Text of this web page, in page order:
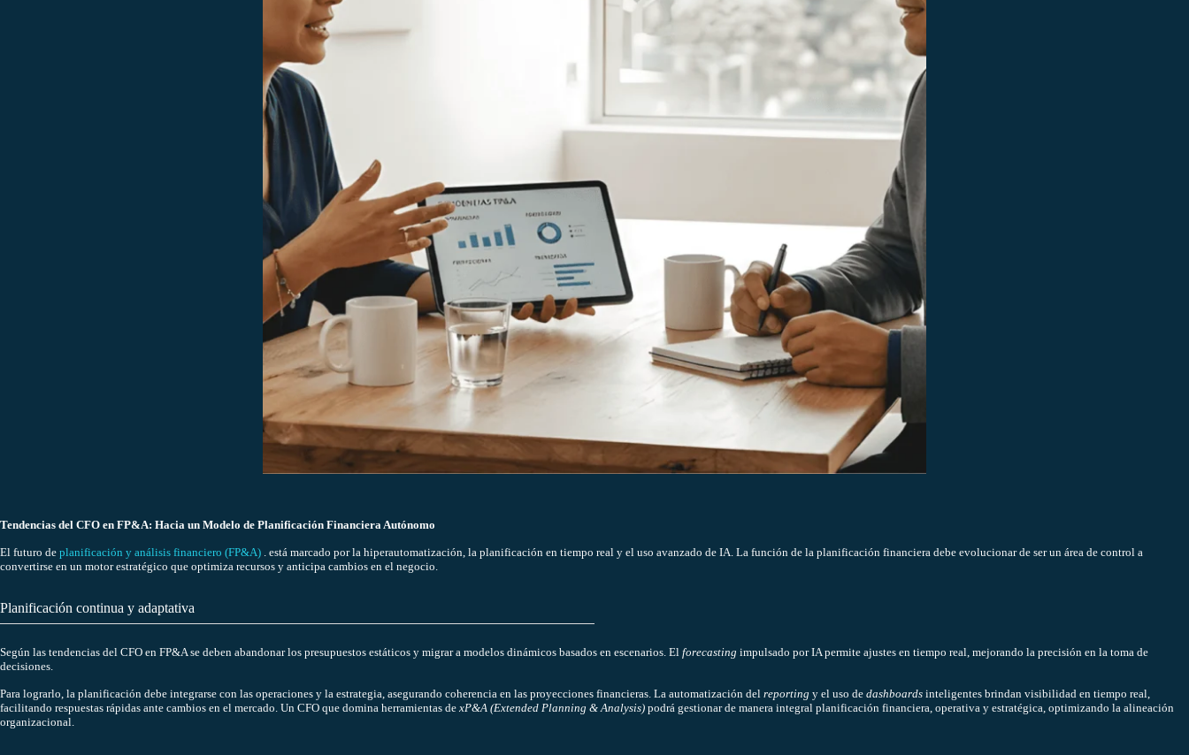
Tendencias del CFO en FP&A: Hacia un Modelo de Planificación Financiera Autónomo
El futuro de planificación y análisis financiero (FP&A) . está marcado por la hiperautomatización, la planificación en tiempo real y el uso avanzado de IA. La función de la planificación financiera debe evolucionar de ser un área de control a
convertirse en un motor estratégico que optimiza recursos y anticipa cambios en el negocio.
Planificación continua y adaptativa
Según las tendencias del CFO en FP&A se deben abandonar los presupuestos estáticos y migrar a modelos dinámicos basados en escenarios. El forecasting impulsado por IA permite ajustes en tiempo real, mejorando la precisión en la toma de
decisiones.
Para lograrlo, la planificación debe integrarse con las operaciones y la estrategia, asegurando coherencia en las proyecciones financieras. La automatización del reporting y el uso de dashboards inteligentes brindan visibilidad en tiempo real,
facilitando respuestas rápidas ante cambios en el mercado. Un CFO que domina herramientas de xP&A (Extended Planning & Analysis) podrá gestionar de manera integral planificación financiera, operativa y estratégica, optimizando la alineación
organizacional.